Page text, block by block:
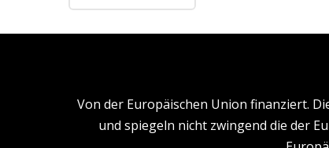
Von der Europäischen Union finanziert.
und spiegeln nicht zwingend die der